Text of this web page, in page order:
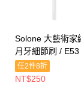
Solone 大藝術家
月牙細節刷 / E53
任2件8折
NT$250